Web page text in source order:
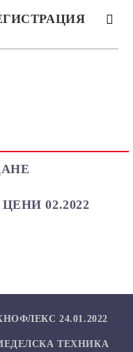
ден.
02.2022
24.01.2022
ТЕХНИКА